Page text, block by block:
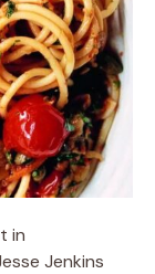
in
Jenkins